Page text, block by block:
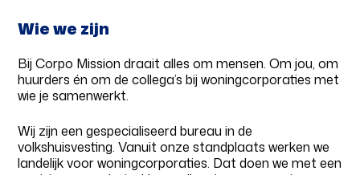
Wie we zijn
Bij Corpo Mission draait alles om mensen. Om jou, om
huurders én om de collega’s bij woningcorporaties met
wie je samenwerkt.
Wij zijn een gespecialiseerd bureau in de
volkshuisvesting. Vanuit onze standplaats werken we
landelijk voor woningcorporaties. Dat doen we met een